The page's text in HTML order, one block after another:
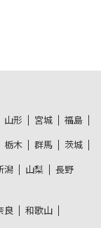
山形 宮城 福島
栃木 群馬 茨城
潟 山梨
長野
良 和歌山